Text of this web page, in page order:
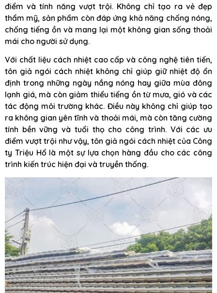
điểm và tính năng vượt trội. Không chỉ tạo ra vẻ đẹp
thẩm mỹ, sản phẩm còn đáp ứng khả năng chống nóng,
chống tiếng ồn và mang lại một không gian sống thoải
mái cho người sử dụng.
Với chất liệu cách nhiệt cao cấp và công nghệ tiên tiến,
tôn giả ngói cách nhiệt không chỉ giúp giữ nhiệt độ ổn
định trong những ngày nắng nóng hay giữa mùa đông
lạnh giá, mà còn giảm thiểu tiếng ồn từ mưa, gió và các
tác động môi trường khác. Điều này không chỉ giúp tạo
ra không gian yên tĩnh và thoải mái, mà còn tăng cường
tính bền vững và tuổi thọ cho công trình. Với các ưu
điểm vượt trội như vậy, tôn giả ngói cách nhiệt của Công
ty Triệu Hổ là một sự lựa chọn hàng đầu cho các công
trình kiến trúc hiện đại và truyền thống.